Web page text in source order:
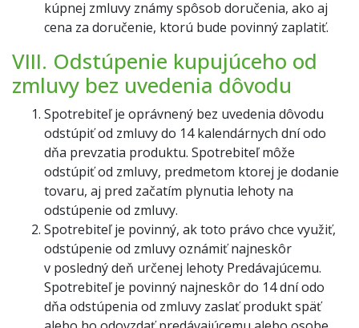
kúpnej zmluvy známy spôsob doručenia, ako aj
cena za doručenie, ktorú bude povinný zaplatiť.
VIII. Odstúpenie kupujúceho od
zmluvy bez uvedenia dôvodu
Spotrebiteľ je oprávnený bez uvedenia dôvodu
odstúpiť od zmluvy do 14 kalendárnych dní odo
dňa prevzatia produktu. Spotrebiteľ môže
odstúpiť od zmluvy, predmetom ktorej je dodanie
tovaru, aj pred začatím plynutia lehoty na
odstúpenie od zmluvy.
Spotrebiteľ je povinný, ak toto právo chce využiť,
odstúpenie od zmluvy oznámiť najneskôr
v posledný deň určenej lehoty Predávajúcemu.
Spotrebiteľ je povinný najneskôr do 14 dní odo
dňa odstúpenia od zmluvy zaslať produkt späť